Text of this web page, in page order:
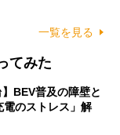
一覧を見る
てみた
BEV普及の障壁と
のストレス」解